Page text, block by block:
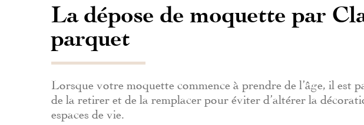
La dépose de moquette par
parquet
Lorsque votre moquette commence à prendre de l’âge, il est
de la retirer et de la remplacer pour éviter d’altérer la
espaces de vie.